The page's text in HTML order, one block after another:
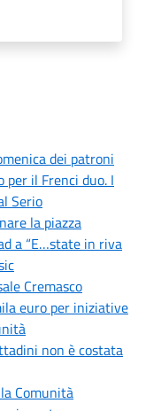
dei patroni
per il Frenci duo. I
Serio
la piazza
a “E…state in riva
Cremasco
euro per iniziative
non è costata
Comunità